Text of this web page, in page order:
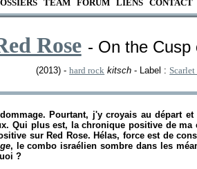
TEAM FORUM LIENS CONTACT
Rose - On the Cusp
(2013) -hard rock kitsch - Label :
Pourtant, j'y croyais au départ
Qui plus est, la chronique positive de ma
sur Red Rose. Hélas, force est de
, le combo israélien sombre dans les
?